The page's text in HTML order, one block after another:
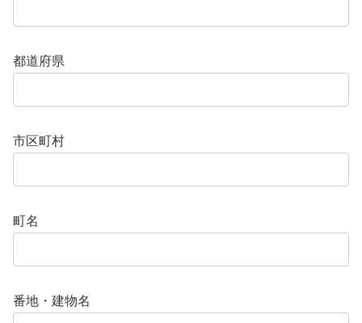
都道府県
市区町村
町名
番地・建物名